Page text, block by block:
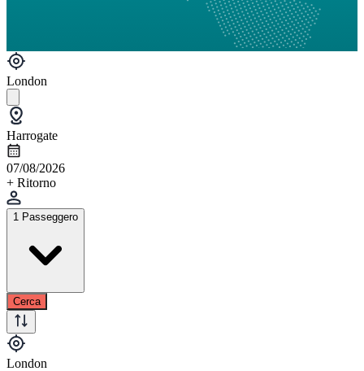
London
Harrogate
07/08/2026
+ Ritorno
1 Passeggero
Cerca
London